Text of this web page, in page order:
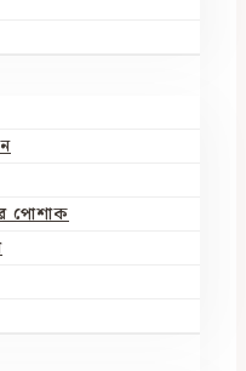
পোশাক